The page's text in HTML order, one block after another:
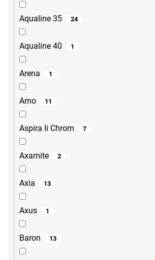
Aqualine 35 24
Aqualine 40 1
Arena 1
Arno 11
Aspira Ii Chrom 7
Axamite 2
Axia 13
Axus 1
Baron 13